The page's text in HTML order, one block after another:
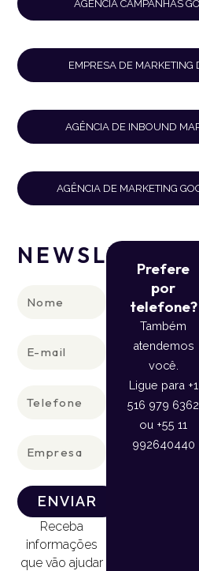
AGÊNCIA CAMPANHAS
EMPRESA DE MARKETING
AGÊNCIA DE INBOUND
AGÊNCIA DE MARKETING
NEWSLETTER
ENVIAR
Receba
informações
que vão ajudar
Prefere
por
telefone?
Também
atendemos
você.
Ligue para +1
516 979 6362
ou +55 11
992640440